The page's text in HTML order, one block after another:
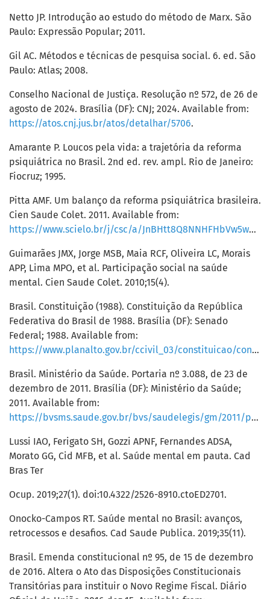
Netto JP. Introdução ao estudo do método de Marx. São
Paulo: Expressão Popular; 2011.
Gil AC. Métodos e técnicas de pesquisa social. 6. ed. São
Paulo: Atlas; 2008.
Conselho Nacional de Justiça. Resolução nº 572, de 26 de
agosto de 2024. Brasília (DF): CNJ; 2024. Available from:
https://atos.cnj.jus.br/atos/detalhar/5706.
Amarante P. Loucos pela vida: a trajetória da reforma
psiquiátrica no Brasil. 2nd ed. rev. ampl. Rio de Janeiro:
Fiocruz; 1995.
Pitta AMF. Um balanço da reforma psiquiátrica brasileira.
Cien Saude Colet. 2011. Available from:
https://www.scielo.br/j/csc/a/JnBHtt8Q8NNHFHbVw5ww5mC/
Guimarães JMX, Jorge MSB, Maia RCF, Oliveira LC, Morais
APP, Lima MPO, et al. Participação social na saúde
mental. Cien Saude Colet. 2010;15(4).
Brasil. Constituição (1988). Constituição da República
Federativa do Brasil de 1988. Brasília (DF): Senado
Federal; 1988. Available from:
https://www.planalto.gov.br/ccivil_03/constituicao/constituicao.htm
Brasil. Ministério da Saúde. Portaria nº 3.088, de 23 de
dezembro de 2011. Brasília (DF): Ministério da Saúde;
2011. Available from:
https://bvsms.saude.gov.br/bvs/saudelegis/gm/2011/prt3088_23_12_2011_rep.html
Lussi IAO, Ferigato SH, Gozzi APNF, Fernandes ADSA,
Morato GG, Cid MFB, et al. Saúde mental em pauta. Cad
Bras Ter
Ocup. 2019;27(1). doi:10.4322/2526-8910.ctoED2701.
Onocko-Campos RT. Saúde mental no Brasil: avanços,
retrocessos e desafios. Cad Saude Publica. 2019;35(11).
Brasil. Emenda constitucional nº 95, de 15 de dezembro
de 2016. Altera o Ato das Disposições Constitucionais
Transitórias para instituir o Novo Regime Fiscal. Diário